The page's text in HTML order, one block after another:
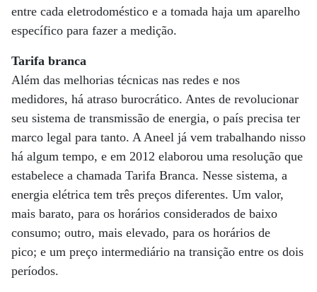
entre cada eletrodoméstico e a tomada haja um aparelho
específico para fazer a medição.
Tarifa branca
Além das melhorias técnicas nas redes e nos
medidores, há atraso burocrático. Antes de revolucionar
seu sistema de transmissão de energia, o país precisa ter
marco legal para tanto. A Aneel já vem trabalhando nisso
há algum tempo, e em 2012 elaborou uma resolução que
estabelece a chamada Tarifa Branca. Nesse sistema, a
energia elétrica tem três preços diferentes. Um valor,
mais barato, para os horários considerados de baixo
consumo; outro, mais elevado, para os horários de
pico; e um preço intermediário na transição entre os dois
períodos.